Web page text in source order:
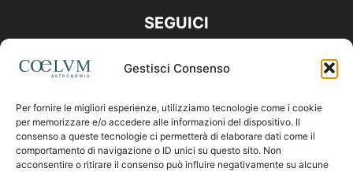
Gestisci Consenso
Per fornire le migliori esperienze, utilizziamo tecnologie come i cookie
per memorizzare e/o accedere alle informazioni del dispositivo. Il
consenso a queste tecnologie ci permetterà di elaborare dati come il
comportamento di navigazione o ID unici su questo sito. Non
acconsentire o ritirare il consenso può influire negativamente su alcune
SEGUICI